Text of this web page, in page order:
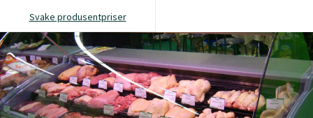
Svake produsentpriser